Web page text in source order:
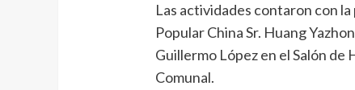
Las actividades contaron con
Popular China Sr. Huang
Guillermo López en el Salón
Comunal.